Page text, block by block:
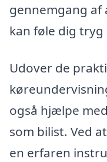
gennemgang af
kan føle dig
Udover de
også hjælpe
som bilist. Ved
en erfaren